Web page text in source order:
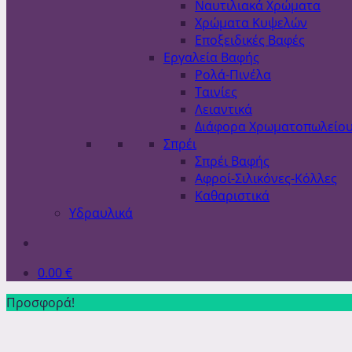
Ναυτιλιακά Χρώματα
Χρώματα Κυψελών
Εποξειδικές Βαφές
Εργαλεία Βαφής
Ρολά-Πινέλα
Ταινίες
Λειαντικά
Διάφορα
Σπρέι
Σπρέι Βαφής
Αφροί-Σιλικόνες-Κόλλες
Καθαριστικά
Υδραυλικά
0.00€
Προσφορά!